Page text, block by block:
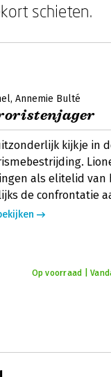
schieten.
Annemie Bulté
kijkje in
als elitelid van
de confrontatie
Op voorraad |